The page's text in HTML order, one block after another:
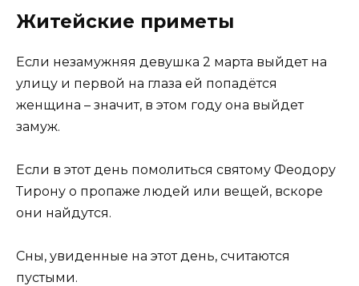
Житейские приметы
Если незамужняя девушка 2 марта выйдет на
улицу и первой на глаза ей попадётся
женщина – значит, в этом году она выйдет
замуж.
Если в этот день помолиться святому Феодору
Тирону о пропаже людей или вещей, вскоре
они найдутся.
Сны, увиденные на этот день, считаются
пустыми.